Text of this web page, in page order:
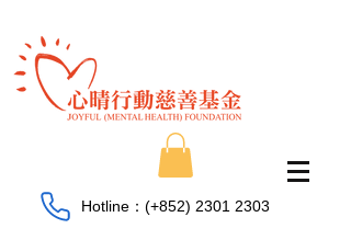
Hotline：​​(+852) 2301 2303